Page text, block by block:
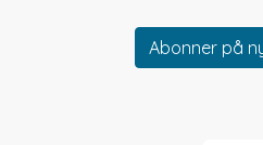
Abonner på